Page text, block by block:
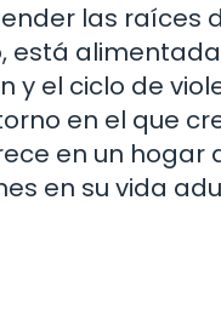
las raíces
está
y el ciclo de
en el que
en un hogar
en su vida